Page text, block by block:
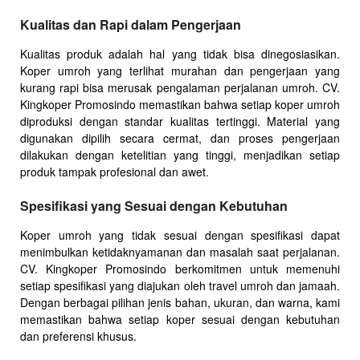
Kualitas dan Rapi dalam Pengerjaan
Kualitas produk adalah hal yang tidak bisa dinegosiasikan.
Koper umroh yang terlihat murahan dan pengerjaan yang
kurang rapi bisa merusak pengalaman perjalanan umroh. CV.
Kingkoper Promosindo memastikan bahwa setiap koper umroh
diproduksi dengan standar kualitas tertinggi. Material yang
digunakan dipilih secara cermat, dan proses pengerjaan
dilakukan dengan ketelitian yang tinggi, menjadikan setiap
produk tampak profesional dan awet.
Spesifikasi yang Sesuai dengan Kebutuhan
Koper umroh yang tidak sesuai dengan spesifikasi dapat
menimbulkan ketidaknyamanan dan masalah saat perjalanan.
CV. Kingkoper Promosindo berkomitmen untuk memenuhi
setiap spesifikasi yang diajukan oleh travel umroh dan jamaah.
Dengan berbagai pilihan jenis bahan, ukuran, dan warna, kami
memastikan bahwa setiap koper sesuai dengan kebutuhan
dan preferensi khusus.